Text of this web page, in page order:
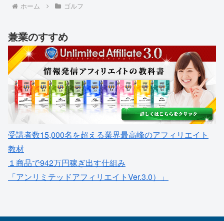
ホーム ゴルフ
兼業のすすめ
受講者数15,000名を超える業界最高峰のアフィリエイト
教材
１商品で942万円稼ぎ出す仕組み
「アンリミテッドアフィリエイトVer.3.0）」